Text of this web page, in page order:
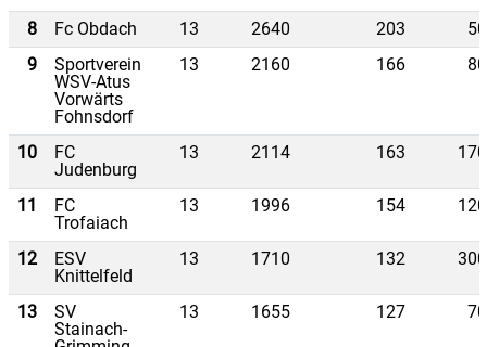
8 Fc Obdach 13 2640 203
9
Sportverein
WSV-Atus
Vorwärts
Fohnsdorf
13 2160 166
10
FC
Judenburg
13 2114 163
11
FC
Trofaiach
13 1996 154
12
ESV
Knittelfeld
13 1710 132
13
SV
Stainach-
13 1655 127